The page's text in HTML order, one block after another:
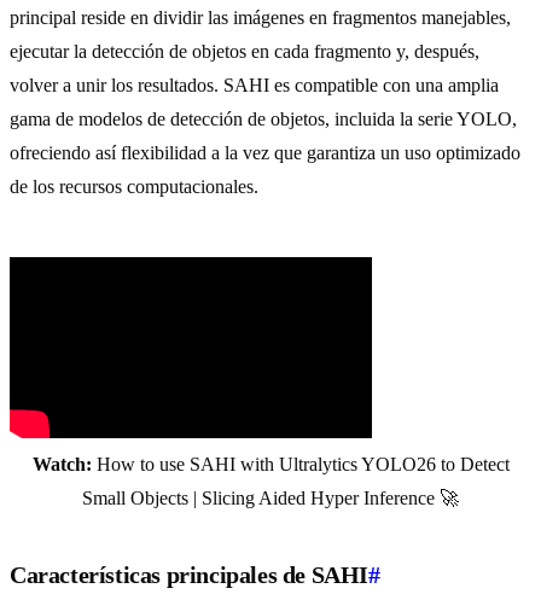
principal reside en dividir las imágenes en fragmentos manejables,
ejecutar la detección de objetos en cada fragmento y, después,
volver a unir los resultados. SAHI es compatible con una amplia
gama de modelos de detección de objetos, incluida la serie YOLO,
ofreciendo así flexibilidad a la vez que garantiza un uso optimizado
de los recursos computacionales.
Watch: How to use SAHI with Ultralytics YOLO26 to Detect
Small Objects | Slicing Aided Hyper Inference 🚀
Características principales de SAHI#